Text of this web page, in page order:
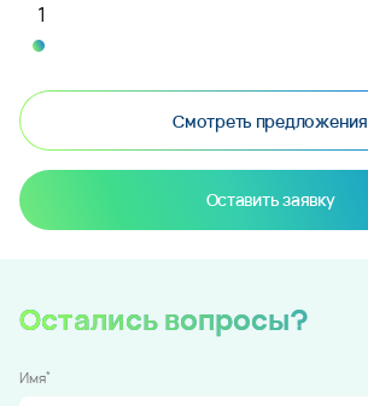
Смотреть предложения
Оставить заявку
Остались вопросы?
Имя*